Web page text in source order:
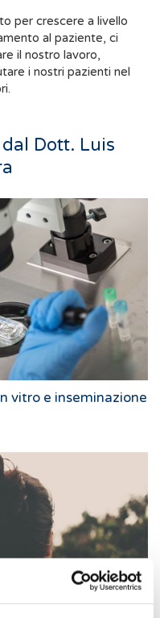
per crescere a livello
al paziente, ci
il nostro lavoro,
i nostri pazienti nel
Dott. Luis
vitro e inseminazione